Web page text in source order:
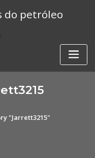
do petróleo
"Jarrett3215"